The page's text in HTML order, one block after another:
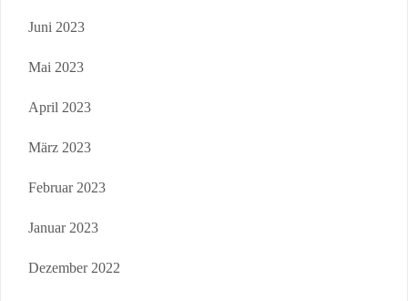
Juni 2023
Mai 2023
April 2023
März 2023
Februar 2023
Januar 2023
Dezember 2022